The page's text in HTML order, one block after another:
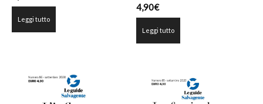
Leggi tutto
4,90€
Leggi tutto